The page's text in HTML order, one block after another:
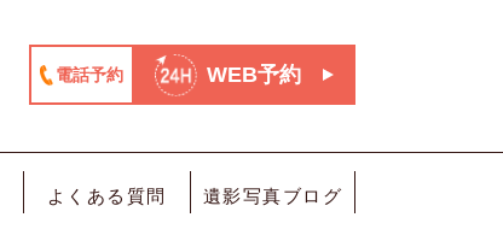
電話予約 WEB予約
よくある質問 遺影写真ブログ